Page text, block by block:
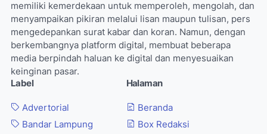
memiliki kemerdekaan untuk memperoleh, mengolah, dan
menyampaikan pikiran melalui lisan maupun tulisan, pers
mengedepankan surat kabar dan koran. Namun, dengan
berkembangnya platform digital, membuat beberapa
media berpindah haluan ke digital dan menyesuaikan
keinginan pasar.
Label
Advertorial
Bandar Lampung
Halaman
Beranda
Box Redaksi